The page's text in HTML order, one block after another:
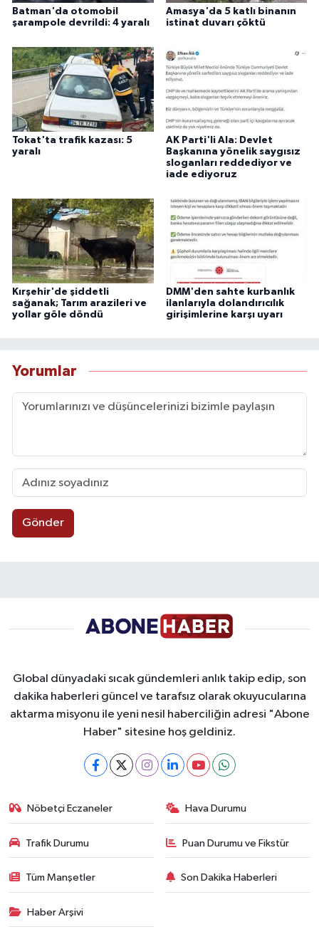
Batman'da otomobil
şarampole devrildi: 4 yaralı
Amasya'da 5 katlı binanın
istinat duvarı çöktü
Tokat'ta trafik kazası: 5
yaralı
AK Parti'li Ala: Devlet
Başkanına yönelik saygısız
sloganları reddediyor ve
iade ediyoruz
Kırşehir'de şiddetli
sağanak; Tarım arazileri ve
yollar göle döndü
DMM'den sahte kurbanlık
ilanlarıyla dolandırıcılık
girişimlerine karşı uyarı
Yorumlar
Gönder
Global dünyadaki sıcak gündemleri anlık takip edip, son
dakika haberleri güncel ve tarafsız olarak okuyucularına
aktarma misyonu ile yeni nesil haberciliğin adresi "Abone
Haber" sitesine hoş geldiniz.
Nöbetçi Eczaneler Hava Durumu
Trafik Durumu Puan Durumu ve Fikstür
Tüm Manşetler Son Dakika Haberleri
Haber Arşivi